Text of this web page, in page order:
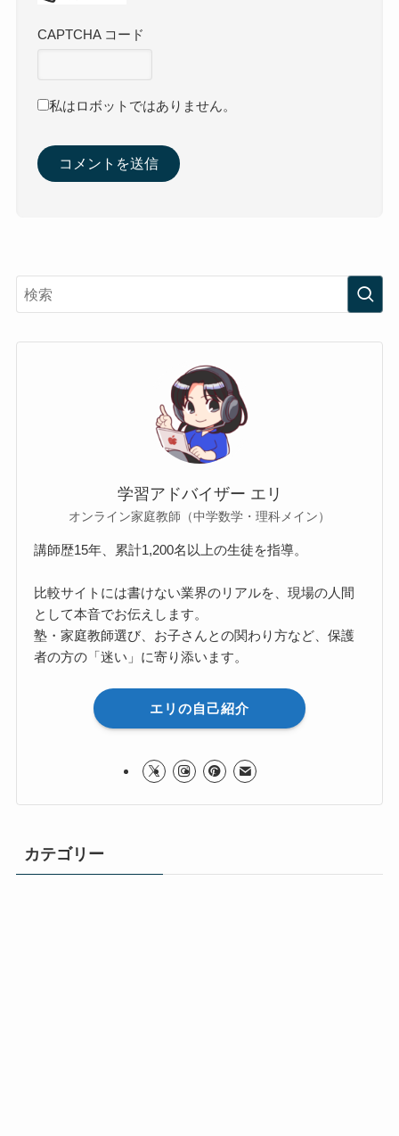
CAPTCHA コード
私はロボットではありません。
学習アドバイザー エリ
オンライン家庭教師（中学数学・理科メイン）
講師歴15年、累計1,200名以上の生徒を指導。
比較サイトには書けない業界のリアルを、現場の人間
として本音でお伝えします。
塾・家庭教師選び、お子さんとの関わり方など、保護
者の方の「迷い」に寄り添います。
エリの自己紹介
カテゴリー